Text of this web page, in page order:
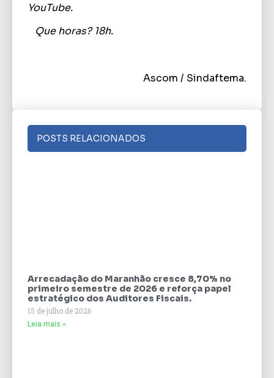
YouTube.
Que horas?18h.
Ascom / Sindaftema.
POSTS RELACIONADOS
Arrecadação do Maranhão cresce 8,70% no
primeiro semestre de 2026 e reforça papel
estratégico dos Auditores Fiscais.
15 de julho de 2026
Leia mais »